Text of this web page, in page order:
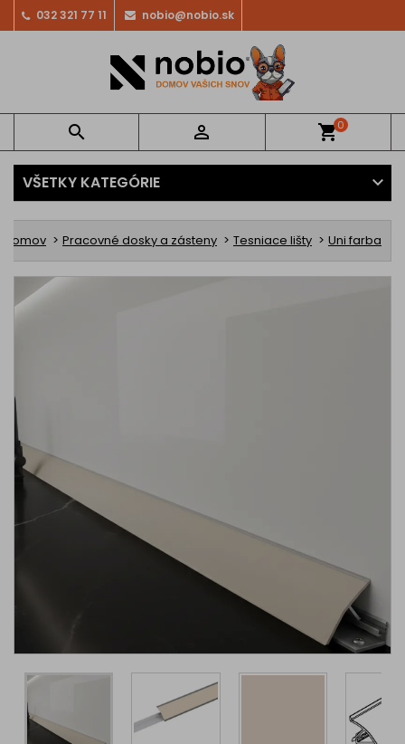
032 321 77 11 nobio@nobio.sk
  shopping_cart0
VŠETKY KATEGÓRIE
Domov Pracovné dosky a zásteny Tesniace lišty Uni farba